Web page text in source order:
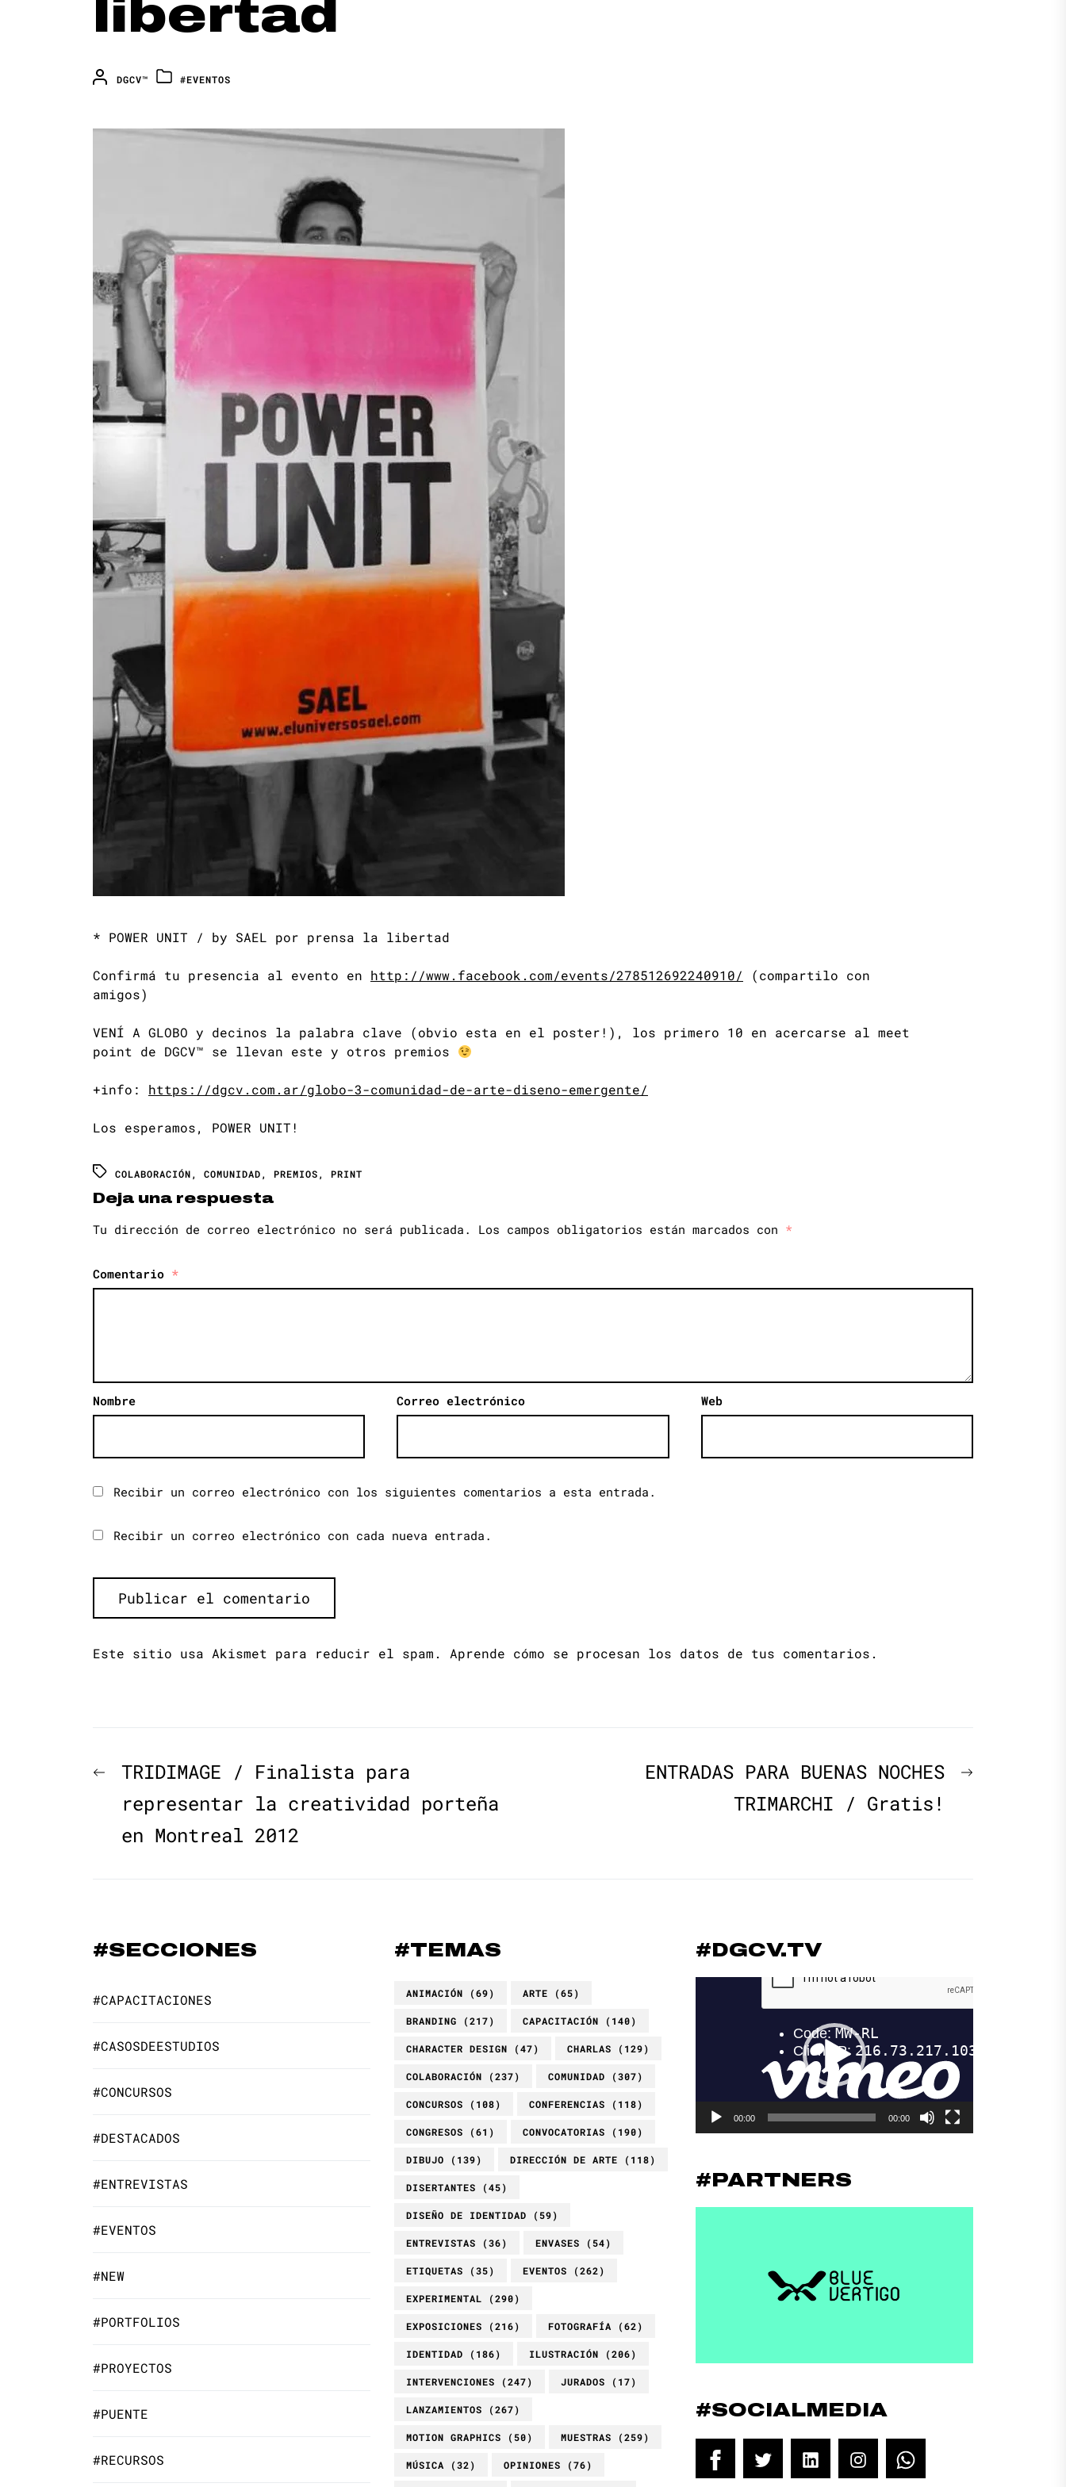
libertad
DGCV™ #EVENTOS
* POWER UNIT / by SAEL por prensa la libertad
Confirmá tu presencia al evento en http://www.facebook.com/events/278512692240910/ (compartilo con
amigos)
VENÍ A GLOBO y decinos la palabra clave (obvio esta en el poster!), los primero 10 en acercarse al meet
point de DGCV™ se llevan este y otros premios
+info: https://dgcv.com.ar/globo-3-comunidad-de-arte-diseno-emergente/
Los esperamos, POWER UNIT!
COLABORACIÓN, COMUNIDAD, PREMIOS, PRINT
Deja una respuesta
Tu dirección de correo electrónico no será publicada.
Los campos obligatorios están marcados con *
Comentario *
Nombre Correo electrónico Web
Recibir un correo electrónico con los siguientes comentarios a esta entrada.
Recibir un correo electrónico con cada nueva entrada.
Este sitio usa Akismet para reducir el spam. Aprende cómo se procesan los datos de tus comentarios.
Navegación
de
entradas
Previous
post:
TRIDIMAGE / Finalista para
representar la creatividad porteña
en Montreal 2012
Next
ENTRADAS PARA BUENAS NOCHES
TRIMARCHI / Gratis!
#SECCIONES
#CAPACITACIONES
#CASOSDEESTUDIOS
#CONCURSOS
#DESTACADOS
#ENTREVISTAS
#EVENTOS
#NEW
#PORTFOLIOS
#PROYECTOS
#PUENTE
#RECURSOS
#TEMAS
ANIMACIÓN (69) ARTE (65)
BRANDING (217) CAPACITACIÓN (140)
CHARACTER DESIGN (47) CHARLAS (129)
COLABORACIÓN (237) COMUNIDAD (307)
CONCURSOS (108) CONFERENCIAS (118)
CONGRESOS (61) CONVOCATORIAS (190)
DIBUJO (139) DIRECCIÓN DE ARTE (118)
DISERTANTES (45)
DISEÑO DE IDENTIDAD (59)
ENTREVISTAS (36) ENVASES (54)
ETIQUETAS (35) EVENTOS (262)
EXPERIMENTAL (290)
EXPOSICIONES (216) FOTOGRAFÍA (62)
IDENTIDAD (186) ILUSTRACIÓN (206)
INTERVENCIONES (247) JURADOS (17)
LANZAMIENTOS (267)
MOTION GRAPHICS (50) MUESTRAS (259)
MÚSICA (32) OPINIONES (76)
#DGCV.TV
Reproductor
00:00 00:00
#PARTNERS
#SOCIALMEDIA
FacebookTwitter LinkedInInstagram